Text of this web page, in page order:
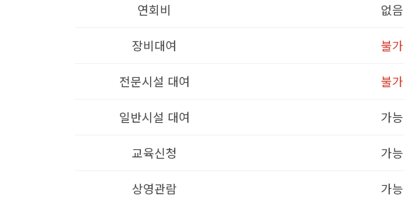
연회비 없음
장비대여 불가
전문시설 대여 불가
일반시설 대여 가능
교육신청 가능
상영관람 가능